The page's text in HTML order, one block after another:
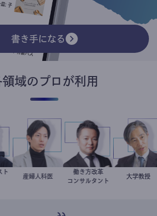
書き手になる
領域のプロが利用
ト
スト
重見大介
産婦人科医 新田龍
働き方改革
コンサルタント
加藤忠
大学教